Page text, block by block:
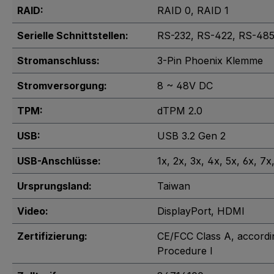
RAID: RAID 0, RAID 1
Serielle Schnittstellen: RS-232, RS-422, RS-485
Stromanschluss: 3-Pin Phoenix Klemme
Stromversorgung: 8 ~ 48V DC
TPM: dTPM 2.0
USB: USB 3.2 Gen 2
USB-Anschlüsse: 1x, 2x, 3x, 4x, 5x, 6x, 7x
Ursprungsland: Taiwan
Video: DisplayPort, HDMI
Zertifizierung:
CE/FCC Class A,
Procedure I